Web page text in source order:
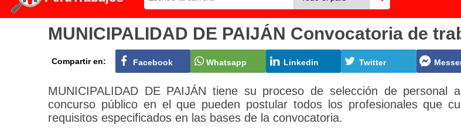
MUNICIPALIDAD DE PAIJÁN Convocatoria de
Compartir en: Facebook Whatsapp Linkedin Twitter
MUNICIPALIDAD DE PAIJÁN tiene su proceso de selección de personal
concurso público en el que pueden postular todos los profesionales que
requisitos especificados en las bases de la convocatoria.